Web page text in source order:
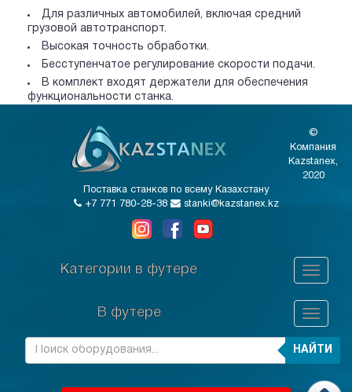
Для различных автомобилей, включая средний
грузовой автотранспорт.
Высокая точность обработки.
Бесступенчатое регулирование скорости подачи.
В комплект входят держатели для обеспечения
функциональности станка.
©
Компания
Kazstanex,
2020
Поставка станков по всему Казахстану
+7 771 780-28-38
stanki@kazstanex.kz
Категории в футере
В футере
НАЙТИ